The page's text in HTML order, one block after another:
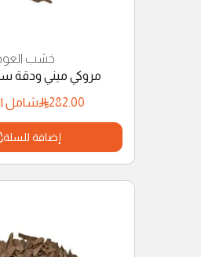
خشب
مروكي ميني ودقة
282.00
شامل
إضافة للسلة